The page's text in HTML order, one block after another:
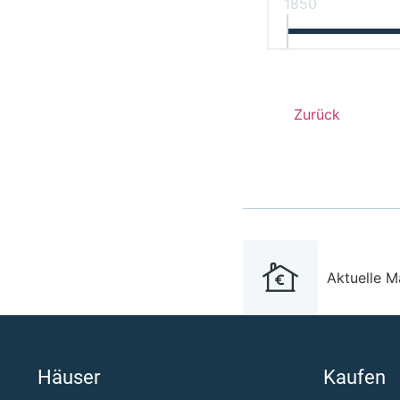
Zurück
Aktuelle
Häuser Kaufen